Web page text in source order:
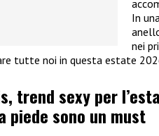
In
nei
tutte noi in questa estate
trend sexy per
sono un must